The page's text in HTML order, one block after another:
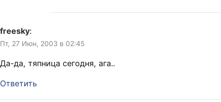
freesky:
Пт, 27 Июн, 2003 в 02:45
Да-да, тяпница сегодня, ага..
Ответить